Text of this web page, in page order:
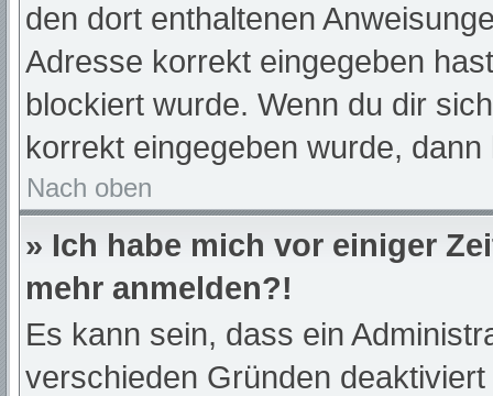
den dort enthaltenen
Adresse korrekt eingegeben
blockiert wurde. Wenn du dir
korrekt eingegeben wurde,
Nach oben
» Ich habe mich vor einiger
mehr anmelden?!
Es kann sein, dass ein
verschieden Gründen